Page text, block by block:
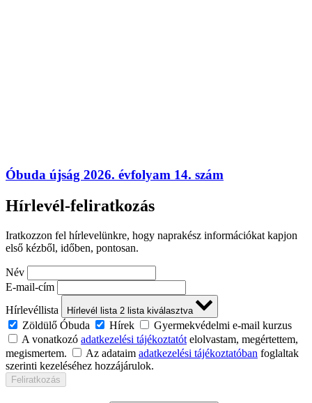
Óbuda újság 2026. évfolyam 14. szám
Hírlevél-feliratkozás
Iratkozzon fel hírlevelünkre, hogy naprakész információkat kapjon
első kézből, időben, pontosan.
Név
E-mail-cím
Hírlevéllista
Hírlevél lista 2 lista kiválasztva
Zöldülő Óbuda Hírek
Gyermekvédelmi e-mail kurzus
A vonatkozó adatkezelési tájékoztatót elolvastam, megértettem,
megismertem.
Az adataim adatkezelési tájékoztatóban foglaltak
szerinti kezeléséhez hozzájárulok.
Feliratkozás